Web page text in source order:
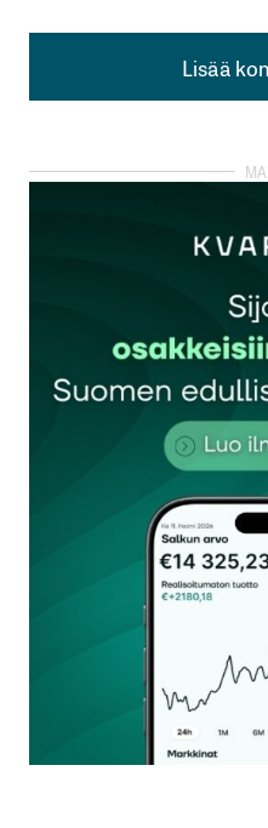
Lisää
Lisää
rekisteröityä
Sähköpostiosoitettasi
kentät on merkitty*
Kommentti*
Nimesi tai
Sähköpostiosoitteesi